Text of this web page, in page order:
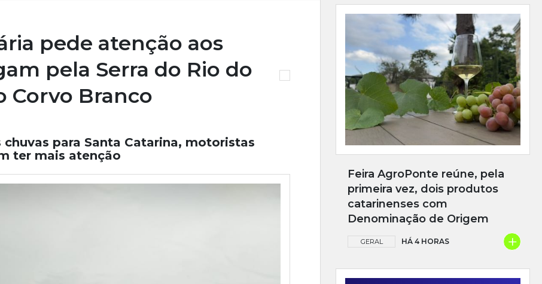
pede atenção aos
pela Serra do Rio do
Corvo Branco
para Santa Catarina, motoristas
ter mais atenção
Feira AgroPonte reúne, pela
primeira vez, dois produtos
catarinenses com
Denominação de Origem
GERAL HÁ 4 HORAS +